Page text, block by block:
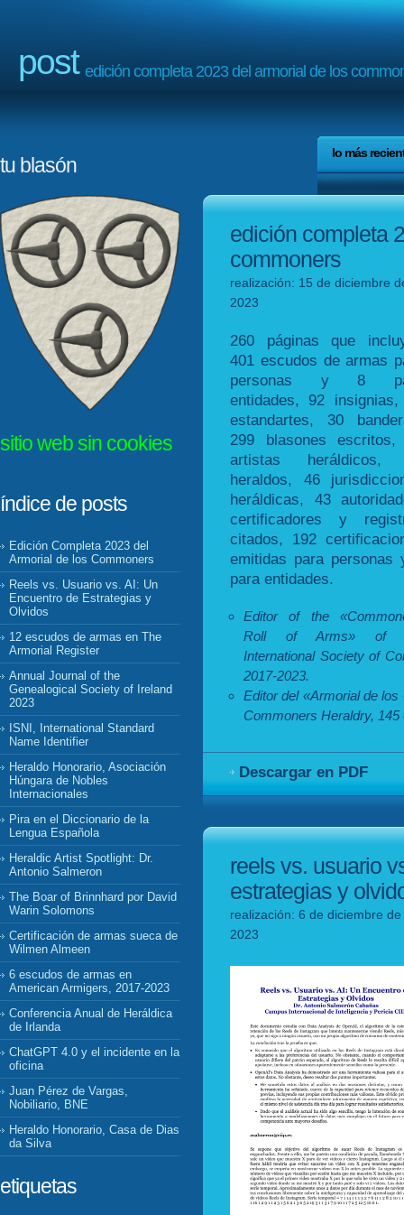
post edición completa 2023 del armorial de los
lo más
tu blasón
sitio web sin cookies
índice de posts
Edición Completa 2023 del
Armorial de los Commoners
Reels vs. Usuario vs. AI: Un
Encuentro de Estrategias y
Olvidos
12 escudos de armas en The
Armorial Register
Annual Journal of the
Genealogical Society of Ireland
2023
ISNI, International Standard
Name Identifier
Heraldo Honorario, Asociación
Húngara de Nobles
Internacionales
Pira en el Diccionario de la
Lengua Española
Heraldic Artist Spotlight: Dr.
Antonio Salmeron
The Boar of Brinnhard por David
Warin Solomons
Certificación de armas sueca de
Wilmen Almeen
6 escudos de armas en
American Armigers, 2017-2023
Conferencia Anual de Heráldica
de Irlanda
ChatGPT 4.0 y el incidente en la
oficina
Juan Pérez de Vargas,
Nobiliario, BNE
Heraldo Honorario, Casa de Dias
da Silva
etiquetas
edición completa
commoners
realización: 15 de diciembre
2023
260 páginas que
401 escudos de armas
personas y 8
entidades, 92
estandartes, 30
299 blasones escritos,
artistas heráldicos,
heraldos, 46
heráldicas, 43
certificadores y
citados, 192
emitidas para personas
para entidades.
Editor of the
Roll of Arms» of
International Society of
2017-2023.
Editor del «Armorial de
Commoners Heraldry,
Descargar en PDF
reels vs. usuario
estrategias y
realización: 6 de diciembre
2023